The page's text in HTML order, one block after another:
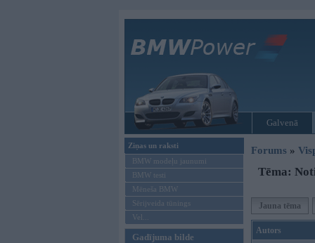
Galvenā
Ziņas un raksti
BMW modeļu jaunumi
BMW testi
Mēneša BMW
Sērijveida tūnings
Vel...
Gadījuma bilde
Forums »
Tēma:
Jauna tēma
Autors